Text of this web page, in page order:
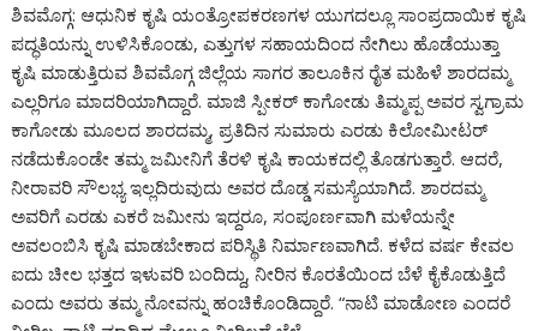
ಶಿವಮೊಗ್ಗ: ಆಧುನಿಕ ಕೃಷಿ ಯಂತ್ರೋಪಕರಣಗಳ ಯುಗದಲ್ಲೂ ಸಾಂಪ್ರದಾಯಿಕ ಕೃಷಿ
ಪದ್ಧತಿಯನ್ನು ಉಳಿಸಿಕೊಂಡು, ಎತ್ತುಗಳ ಸಹಾಯದಿಂದ ನೇಗಿಲು ಹೊಡೆಯುತ್ತಾ
ಕೃಷಿ ಮಾಡುತ್ತಿರುವ ಶಿವಮೊಗ್ಗ ಜಿಲ್ಲೆಯ ಸಾಗರ ತಾಲೂಕಿನ ರೈತ ಮಹಿಳೆ ಶಾರದಮ್ಮ
ಎಲ್ಲರಿಗೂ ಮಾದರಿಯಾಗಿದ್ದಾರೆ. ಮಾಜಿ ಸ್ಪೀಕರ್ ಕಾಗೋಡು ತಿಮ್ಮಪ್ಪ ಅವರ ಸ್ವಗ್ರಾಮ
ಕಾಗೋಡು ಮೂಲದ ಶಾರದಮ್ಮ, ಪ್ರತಿದಿನ ಸುಮಾರು ಎರಡು ಕಿಲೋಮೀಟರ್
ನಡೆದುಕೊಂಡೇ ತಮ್ಮ ಜಮೀನಿಗೆ ತೆರಳಿ ಕೃಷಿ ಕಾಯಕದಲ್ಲಿ ತೊಡಗುತ್ತಾರೆ. ಆದರೆ,
ನೀರಾವರಿ ಸೌಲಭ್ಯ ಇಲ್ಲದಿರುವುದು ಅವರ ದೊಡ್ಡ ಸಮಸ್ಯೆಯಾಗಿದೆ. ಶಾರದಮ್ಮ
ಅವರಿಗೆ ಎರಡು ಎಕರೆ ಜಮೀನು ಇದ್ದರೂ, ಸಂಪೂರ್ಣವಾಗಿ ಮಳೆಯನ್ನೇ
ಅವಲಂಬಿಸಿ ಕೃಷಿ ಮಾಡಬೇಕಾದ ಪರಿಸ್ಥಿತಿ ನಿರ್ಮಾಣವಾಗಿದೆ. ಕಳೆದ ವರ್ಷ ಕೇವಲ
ಐದು ಚೀಲ ಭತ್ತದ ಇಳುವರಿ ಬಂದಿದ್ದು, ನೀರಿನ ಕೊರತೆಯಿಂದ ಬೆಳೆ ಕೈಕೊಡುತ್ತಿದೆ
ಎಂದು ಅವರು ತಮ್ಮ ನೋವನ್ನು ಹಂಚಿಕೊಂಡಿದ್ದಾರೆ. “ನಾಟಿ ಮಾಡೋಣ ಎಂದರೆ